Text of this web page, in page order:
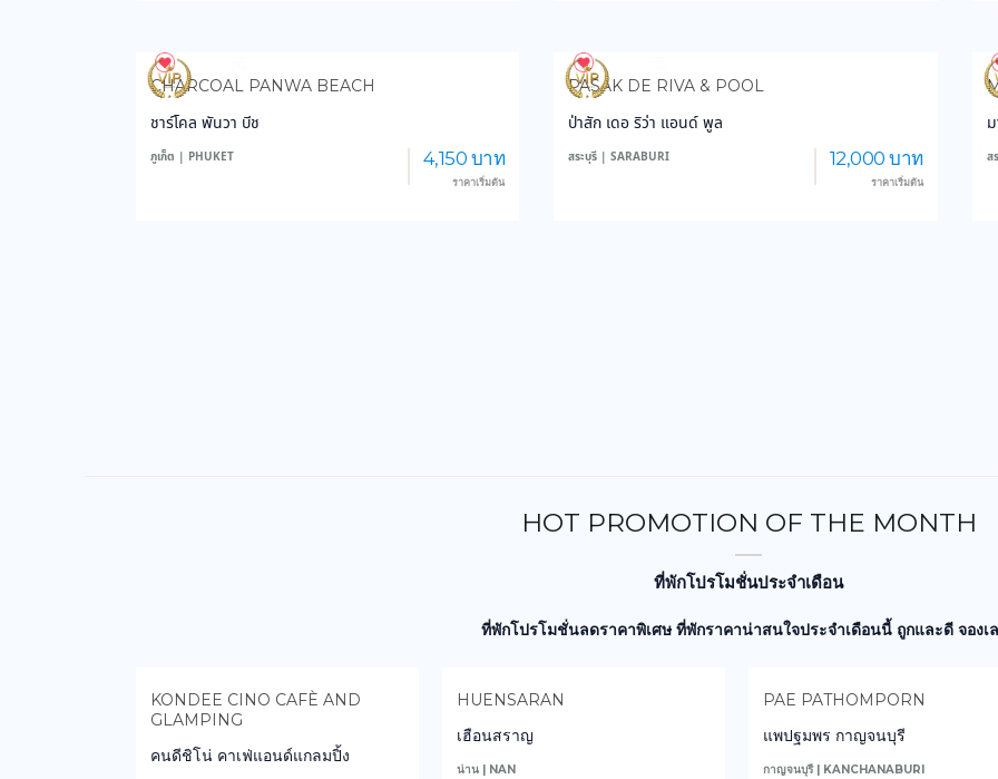
3,603
CHARCOAL PANWA BEACH
ชาร์โคล พันวา บีช
ภูเก็ต | PHUKET 4,150 บาท
ราคาเริ่มต้น
3,850
PASAK DE RIVA & POOL
ป่าสัก เดอ ริว่า แอนด์ พูล
สระบุรี | SARABURI 12,000 บาท
ราคาเริ่มต้น
ส
HOT PROMOTION OF THE MONTH
ที่พักโปรโมชั่นประจำเดือน
ที่พักโปรโมชั่นลดราคาพิเศษ ที่พักราคาน่าสนใจประจำเดือนนี้ ถูกและดี จองเ
KONDEE CINO CAFÈ AND
GLAMPING
คนดีชิโน่ คาเฟ่แอนด์แกลมปิ้ง
HUENSARAN
เฮือนสราญ
น่าน | NAN
PAE PATHOMPORN
แพปฐมพร กาญจนบุรี
กาญจนบุรี | KANCHANABURI